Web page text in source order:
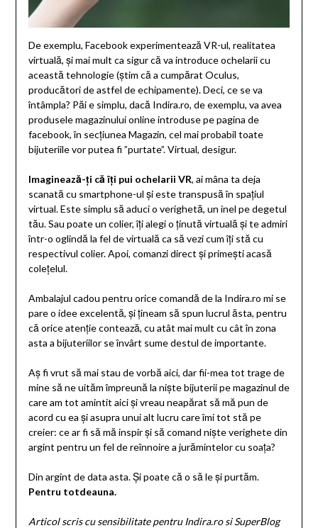
De exemplu, Facebook experimentează VR-ul, realitatea
virtuală, și mai mult ca sigur că va introduce ochelarii cu
această tehnologie (știm că a cumpărat Oculus,
producători de astfel de echipamente). Deci, ce se va
întâmpla? Păi e simplu, dacă Indira.ro, de exemplu, va avea
produsele magazinului online introduse pe pagina de
facebook, în secțiunea Magazin, cel mai probabil toate
bijuteriile vor putea fi ”purtate”. Virtual, desigur.
Imaginează-ți că îți pui ochelarii VR, ai mâna ta deja
scanată cu smartphone-ul și este transpusă în spațiul
virtual. Este simplu să aduci o verighetă, un inel pe degetul
tău. Sau poate un colier, îți alegi o ținută virtuală și te admiri
într-o oglindă la fel de virtuală ca să vezi cum îți stă cu
respectivul colier. Apoi, comanzi direct și primești acasă
colețelul.
Ambalajul cadou pentru orice comandă de la Indira.ro mi se
pare o idee excelentă, și țineam să spun lucrul ăsta, pentru
că orice atenție contează, cu atât mai mult cu cât în zona
asta a bijuteriilor se învârt sume destul de importante.
Aș fi vrut să mai stau de vorbă aici, dar fii-mea tot trage de
mine să ne uităm împreună la niște bijuterii pe magazinul de
care am tot amintit aici și vreau neapărat să mă pun de
acord cu ea și asupra unui alt lucru care îmi tot stă pe
creier: ce ar fi să mă inspir și să comand niște verighete din
argint pentru un fel de reînnoire a jurămintelor cu soața?
Din argint de data asta. Și poate că o să le și purtăm.
Pentru totdeauna.
Articol scris cu sensibilitate pentru Indira.ro si SuperBlog